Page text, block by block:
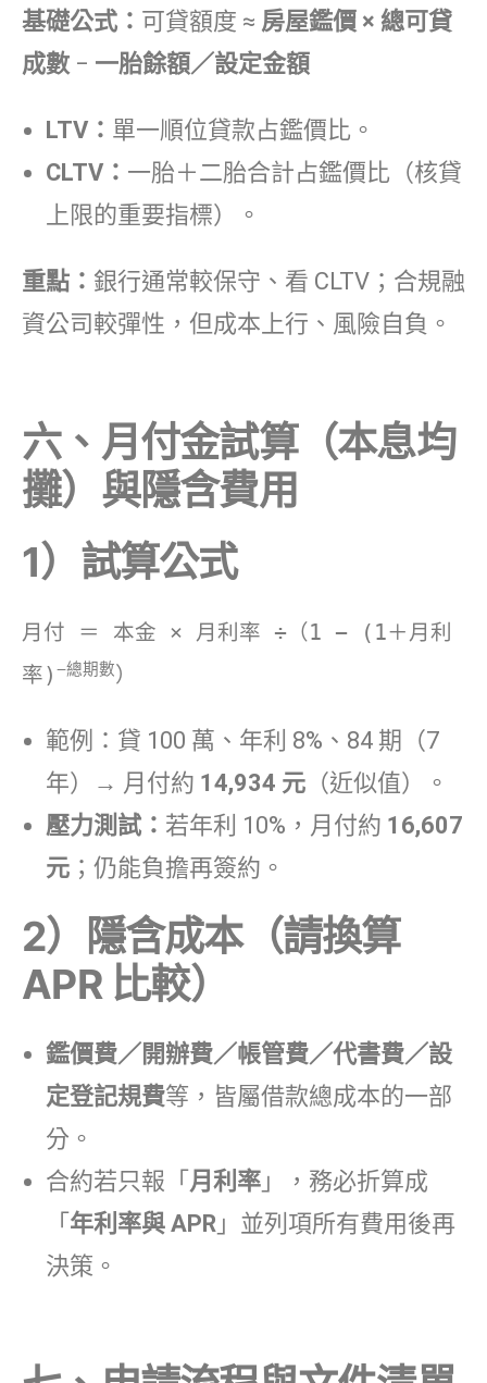
基礎公式： 可貸額度 ≈ 房屋鑑價 × 總可貸
成數 − 一胎餘額／設定金額
LTV： 單一順位貸款占鑑價比。
CLTV： 一胎＋二胎合計占鑑價比（核貸
上限的重要指標）。
重點： 銀行通常較保守、看 CLTV；合規融
資公司較彈性，但成本上行、風險自負。
六、月付金試算（本息均
攤）與隱含費用
1）試算公式
月付 ＝ 本金 × 月利率 ÷（1 − (1＋月利
率) −總期數）
範例：貸 100 萬、年利 8%、84 期（7
年）→ 月付約 14,934 元 （近似值）。
壓力測試： 若年利 10%，月付約 16,607
元 ；仍能負擔再簽約。
2）隱含成本（請換算
APR 比較）
鑑價費／開辦費／帳管費／代書費／設
定登記規費等，皆屬借款總成本的一部
分。
合約若只報「 月利率 」，務必折算成
「 年利率與 APR 」並列項所有費用後再
決策。